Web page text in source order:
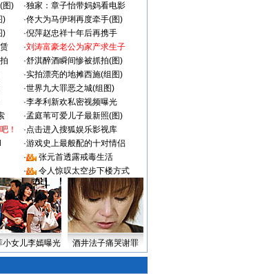
图) ·独家：章子怡带妈妈看电影
) ·佟大为马伊琍再度牵手(图)
) ·倪萍赵忠祥十年后再携手
·刘涛富豪老公为家产求生子
·舒淇醉酒瞬间惨被抓拍(图)
·实拍漂亮的地摊西施(组图)
·世界九大罪恶之城(组图)
·李孝利新欢私密视频曝光
·孟庭苇可爱儿子最新照(图)
！ ·点击进入搜狐娱乐影视库
·游戏史上最般配的十对情侣
·
张元首透露戒毒生活
· 令人惊叹太空步下楼方式
小女儿李嫣曝光 酒井法子痛哭谢罪